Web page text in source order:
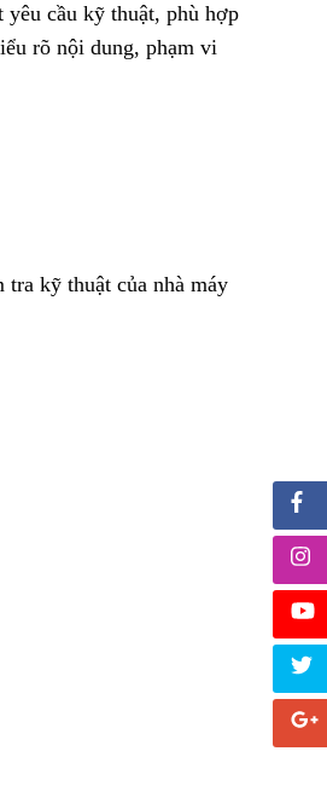
cầu kỹ thuật, phù hợp
rõ nội dung, phạm vi
tra kỹ thuật của nhà máy